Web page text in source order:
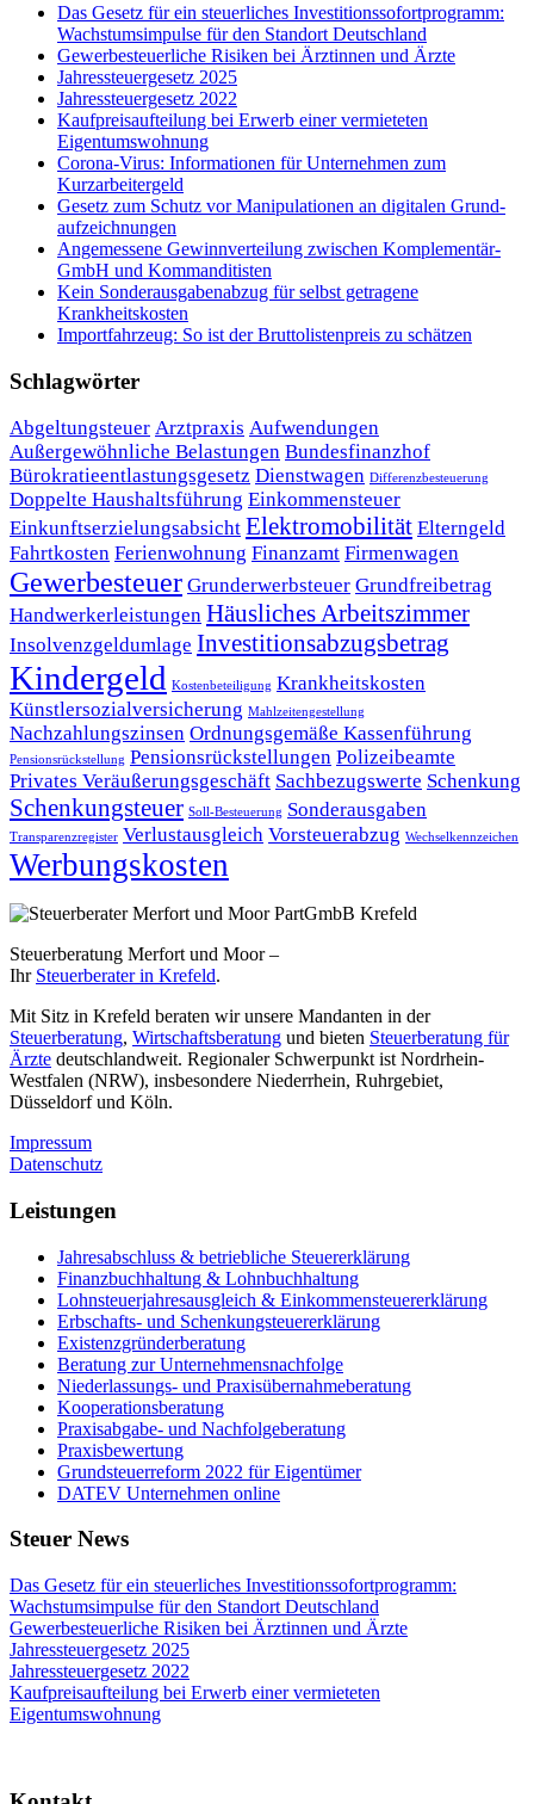
Das Gesetz für ein steuerliches Investitionssofortprogramm:
Wachstumsimpulse für den Standort Deutschland
Gewerbesteuerliche Risiken bei Ärztinnen und Ärzte
Jahressteuergesetz 2025
Jahressteuergesetz 2022
Kaufpreisaufteilung bei Erwerb einer vermieteten
Eigentumswohnung
Corona-Virus: Informationen für Unternehmen zum
Kurzarbeitergeld
Ge­setz zum Schutz vor Ma­ni­pu­la­tio­nen an di­gi­ta­len Grund­
auf­zeich­nun­gen
Angemessene Gewinnverteilung zwischen Komplementär-
GmbH und Kommanditisten
Kein Sonderausgabenabzug für selbst getragene
Krankheitskosten
Importfahrzeug: So ist der Bruttolistenpreis zu schätzen
Schlagwörter
Abgeltungsteuer Arztpraxis Aufwendungen
Außergewöhnliche Belastungen Bundesfinanzhof
Bürokratieentlastungsgesetz Dienstwagen Differenzbesteuerung
Doppelte Haushaltsführung Einkommensteuer
Einkunftserzielungsabsicht Elektromobilität Elterngeld
Fahrtkosten Ferienwohnung Finanzamt Firmenwagen
Gewerbesteuer Grunderwerbsteuer Grundfreibetrag
Handwerkerleistungen Häusliches Arbeitszimmer
Insolvenzgeldumlage Investitionsabzugsbetrag
Kindergeld Kostenbeteiligung Krankheitskosten
Künstlersozialversicherung Mahlzeitengestellung
Nachzahlungszinsen Ordnungsgemäße Kassenführung
Pensionsrückstellung Pensionsrückstellungen Polizeibeamte
Privates Veräußerungsgeschäft Sachbezugswerte Schenkung
Schenkungsteuer Soll-Besteuerung Sonderausgaben
Transparenzregister Verlustausgleich Vorsteuerabzug Wechselkennzeichen
Werbungskosten
Steuerberatung Merfort und Moor –
Ihr Steuerberater in Krefeld.
Mit Sitz in Krefeld beraten wir unsere Mandanten in der
Steuerberatung, Wirtschaftsberatung und bieten Steuerberatung für
Ärzte deutschlandweit. Regionaler Schwerpunkt ist Nordrhein-
Westfalen (NRW), insbesondere Niederrhein, Ruhrgebiet,
Düsseldorf und Köln.
Impressum
Datenschutz
Leistungen
Jahresabschluss & betriebliche Steuererklärung
Finanzbuchhaltung & Lohnbuchhaltung
Lohnsteuerjahresausgleich & Einkommensteuererklärung
Erbschafts- und Schenkungsteuererklärung
Existenzgründerberatung
Beratung zur Unternehmensnachfolge
Niederlassungs- und Praxisübernahmeberatung
Kooperationsberatung
Praxisabgabe- und Nachfolgeberatung
Praxisbewertung
Grundsteuerreform 2022 für Eigentümer
DATEV Unternehmen online
Steuer News
Das Gesetz für ein steuerliches Investitionssofortprogramm:
Wachstumsimpulse für den Standort Deutschland
Gewerbesteuerliche Risiken bei Ärztinnen und Ärzte
Jahressteuergesetz 2025
Jahressteuergesetz 2022
Kaufpreisaufteilung bei Erwerb einer vermieteten
Eigentumswohnung